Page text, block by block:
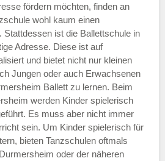
—
HINZUFÜGEN
fördern möchten, finden an
wohl kaum einen
Stattdessen ist die Ballettschule in
Adresse. Diese ist auf
und bietet nicht nur kleinen
Jungen oder auch Erwachsenen
Ballett zu lernen. Beim
werden Kinder spielerisch
Es muss aber nicht immer
sein. Um Kinder spielerisch für
bieten Tanzschulen oftmals
oder der näheren